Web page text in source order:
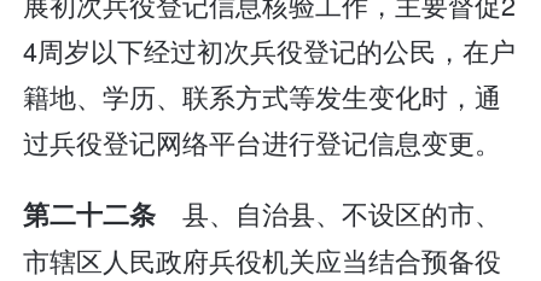
4周岁以下经过初次兵役登记的公民，在户
籍地、学历、联系方式等发生变化时，通
过兵役登记网络平台进行登记信息变更。
第二十二条 县、自治县、不设区的市、
市辖区人民政府兵役机关应当结合预备役